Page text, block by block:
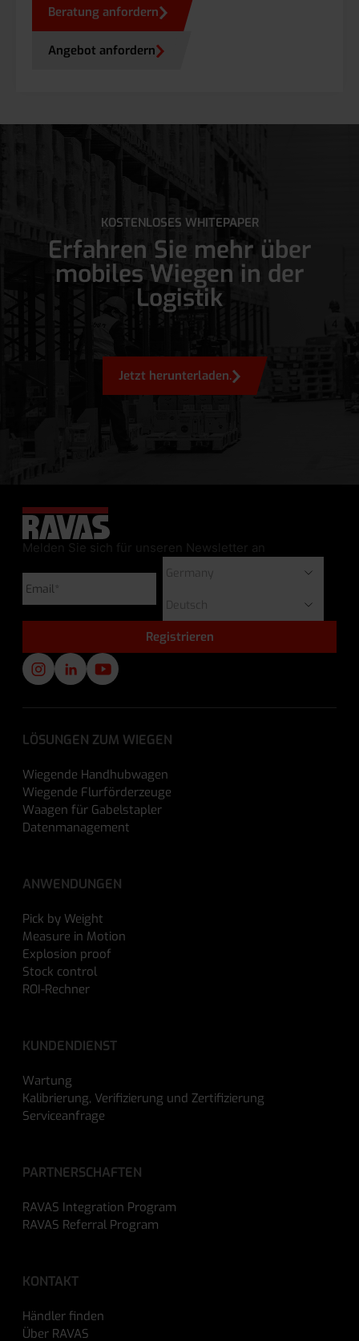
Beratung anfordern
Angebot anfordern
KOSTENLOSES WHITEPAPER
Erfahren Sie mehr über
mobiles Wiegen in der
Logistik
Jetzt herunterladen.
Melden Sie sich für unseren Newsletter an
LÖSUNGEN ZUM WIEGEN
Wiegende Handhubwagen
Wiegende Flurförderzeuge
Waagen für Gabelstapler
Datenmanagement
ANWENDUNGEN
Pick by Weight
Measure in Motion
Explosion proof
Stock control
ROI-Rechner
KUNDENDIENST
Wartung
Kalibrierung, Verifizierung und Zertifizierung
Serviceanfrage
PARTNERSCHAFTEN
RAVAS Integration Program
RAVAS Referral Program
KONTAKT
Händler finden
Über RAVAS